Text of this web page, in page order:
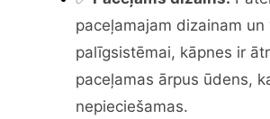
paceļamajam dizainam un
palīgsistēmai, kāpnes ir
paceļamas ārpus ūdens,
nepieciešamas.